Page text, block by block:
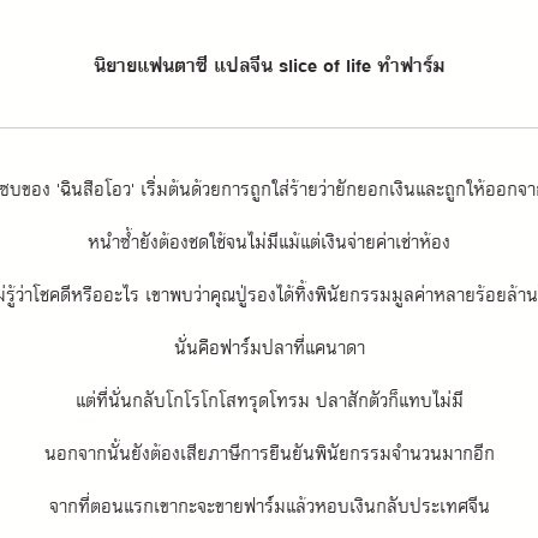
นิยายแฟนตาซี แปลจีน slice of life ทำฟาร์ม
บของ 'ฉินสือโอว' เริ่มต้นด้วยการถูกใส่ร้ายว่ายักยอกเงินและถูกให้ออกจ
หนำซ้ำยังต้องชดใช้จนไม่มีแม้แต่เงินจ่ายค่าเช่าห้อง
รู้ว่าโชคดีหรืออะไร เขาพบว่าคุณปู่รองได้ทิ้งพินัยกรรมมูลค่าหลายร้อยล้า
นั่นคือฟาร์มปลาที่แคนาดา
แต่ที่นั่นกลับโกโรโกโสทรุดโทรม ปลาสักตัวก็แทบไม่มี
นอกจากนั้นยังต้องเสียภาษีการยืนยันพินัยกรรมจำนวนมากอีก
จากที่ตอนแรกเขากะจะขายฟาร์มแล้วหอบเงินกลับประเทศจีน